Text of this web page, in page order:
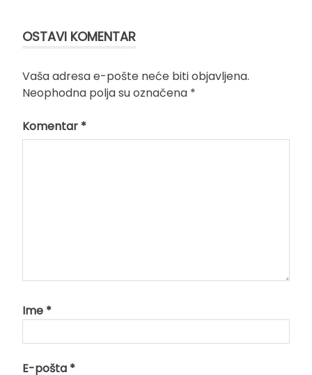
OSTAVI KOMENTAR
Vaša adresa e-pošte neće biti objavljena.
Neophodna polja su označena *
Komentar *
Ime *
E-pošta *